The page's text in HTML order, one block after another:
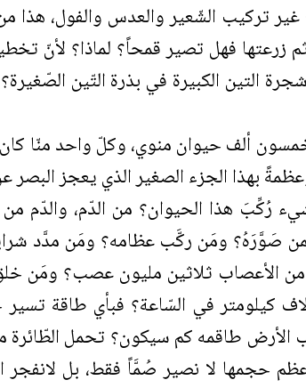
تركيب الشّعير والعدس والفول، هذا
فهل تصير قمحاً؟ لماذا؟ لأنّ
الكبيرة في بذرة التّين
ألف حيوان منوي، وكلّ واحد منّا
بهذا الجزء الصغير الذي يعجز البصر
شيء رُكِّبَ هذا الحيوان؟ من الدّم،
فمن صَوَّرَهُ؟ ومَن ركَّب عظامه؟ ومَن مدَّد
الأعصاب ثلاثين مليون عصب؟ ومَن
كيلومتر في السّاعة؟ فبأي طاقة
طاقمه كم سيكون؟ تحمل الطّائرة
لا نصير صُمَّاً فقط، بل لانفجر